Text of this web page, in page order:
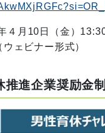
月10日（金）
ェビナー形式）
推進企業奨励金